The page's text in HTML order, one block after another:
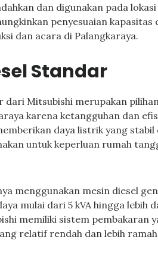
dan digunakan pada
penyesuaian kapasitas
dan acara di Palangkaraya.
Standar
dari Mitsubishi merupakan
karena ketangguhan dan
daya listrik yang stabil
untuk keperluan rumah
menggunakan mesin diesel
mulai dari 5 kVA hingga lebih
memiliki sistem pembakaran
relatif rendah dan lebih